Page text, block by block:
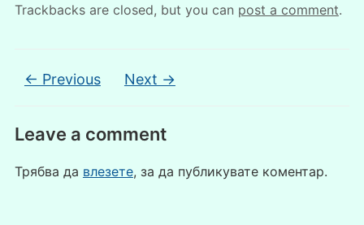
Trackbacks are closed, but you can post a comment.
← Previous Next →
Leave a comment
Трябва да влезете, за да публикувате коментар.